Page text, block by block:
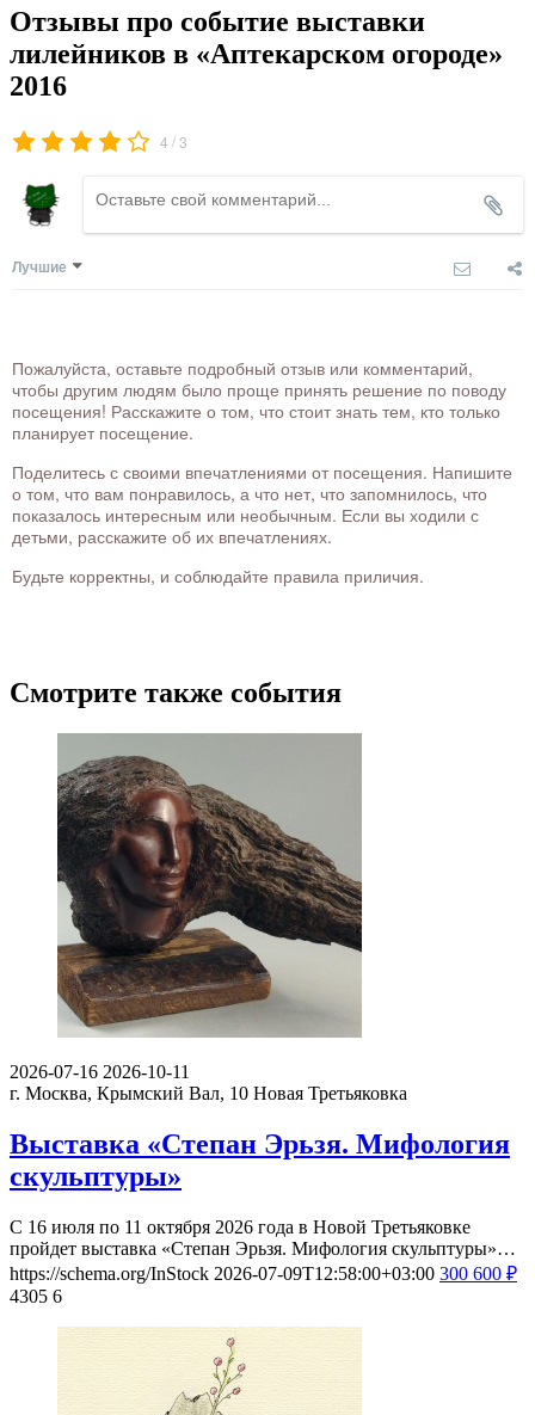
Отзывы про событие выставки
лилейников в «Аптекарском огороде»
2016
4 /3
Лучшие
Пожалуйста, оставьте подробный отзыв или комментарий,
чтобы другим людям было проще принять решение по поводу
посещения! Расскажите о том, что стоит знать тем, кто только
планирует посещение.
Поделитесь с своими впечатлениями от посещения. Напишите
о том, что вам понравилось, а что нет, что запомнилось, что
показалось интересным или необычным. Если вы ходили с
детьми, расскажите об их впечатлениях.
Будьте корректны, и соблюдайте правила приличия.
Смотрите также события
2026-07-16 2026-10-11
г. Москва, Крымский Вал, 10 Новая Третьяковка
Выставка «Степан Эрьзя. Мифология
скульптуры»
С 16 июля по 11 октября 2026 года в Новой Третьяковке
пройдет выставка «Степан Эрьзя. Мифология скульптуры»…
https://schema.org/InStock 2026-07-09T12:58:00+03:00 300 600 ₽
4305 6